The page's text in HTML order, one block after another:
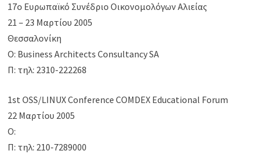
17ο Ευρωπαϊκό Συνέδριο Οικονομολόγων Αλιείας
21 – 23 Μαρτίου 2005
Θεσσαλονίκη
Ο: Business Architects Consultancy SA
Π: τηλ: 2310-222268
1st OSS/LINUX Conference COMDEX Educational Forum
22 Μαρτίου 2005
O:
Π: τηλ: 210-7289000